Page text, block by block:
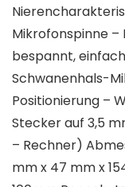
Mikrofonspinne –
bespannt,
Schwanenhals-
Positionierung –
Stecker auf 3,5
– Rechner)
mm x 47 mm x